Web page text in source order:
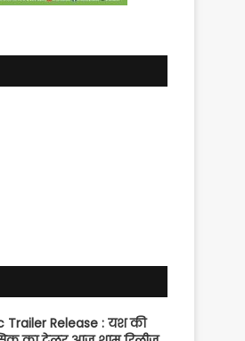
Trailer Release : यश की